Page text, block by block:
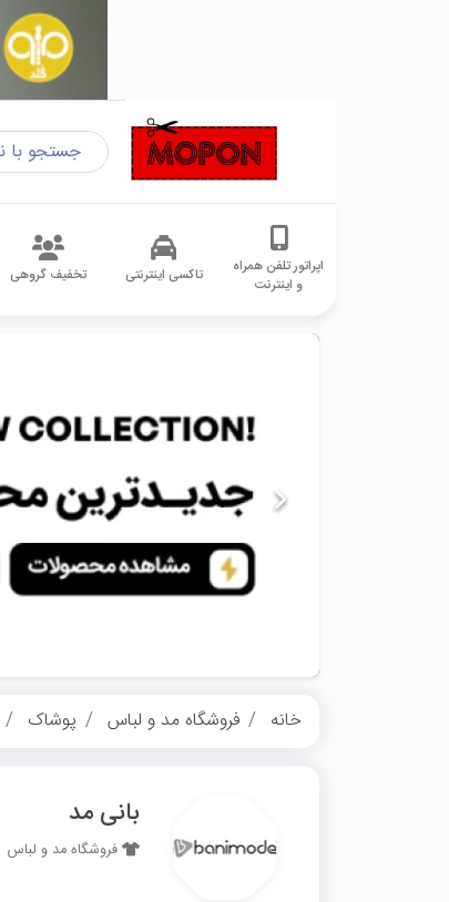
اپراتور تلفن همراه
و اینترنت
تاکسی اینترنتی تخفیف گروهی
خانه فروشگاه مد و لباس پوشاک
بانی مد
فروشگاه مد و لباس